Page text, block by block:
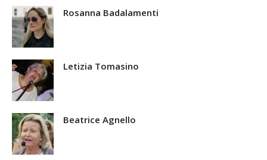
Rosanna Badalamenti
Letizia Tomasino
Beatrice Agnello